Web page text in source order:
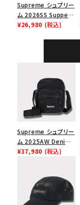
Supreme シュプリー
ム 2026SS Supper
Tee サパーTシャツ
¥26,980 (税込)
Supreme シュプリー
ム 2025AW Denim
Shoulder Bag デニ
¥37,980 (税込)